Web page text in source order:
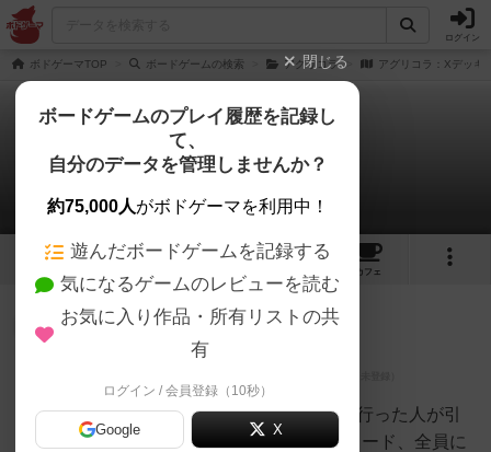
ログイン
ボドゲーマTOP ボードゲームの検索 アグリコラ アグリコラ：Xデッキ
アグリコラ：Xデッキ
1件のレビュー
1
カフェ
174名
Xカードは石を得るアクションを行った人が引
きます。その人が即実行できるカード、全員に
閉じる
ボードゲームのプレイ履歴を記録し
て、
自分のデータを管理しませんか？
約75,000人がボドゲーマを利用中！
遊んだボードゲームを記録する
気になるゲームのレビューを読む
お気に入り作品・所有リストの共
有
ログイン / 会員登録（10秒）
Google X